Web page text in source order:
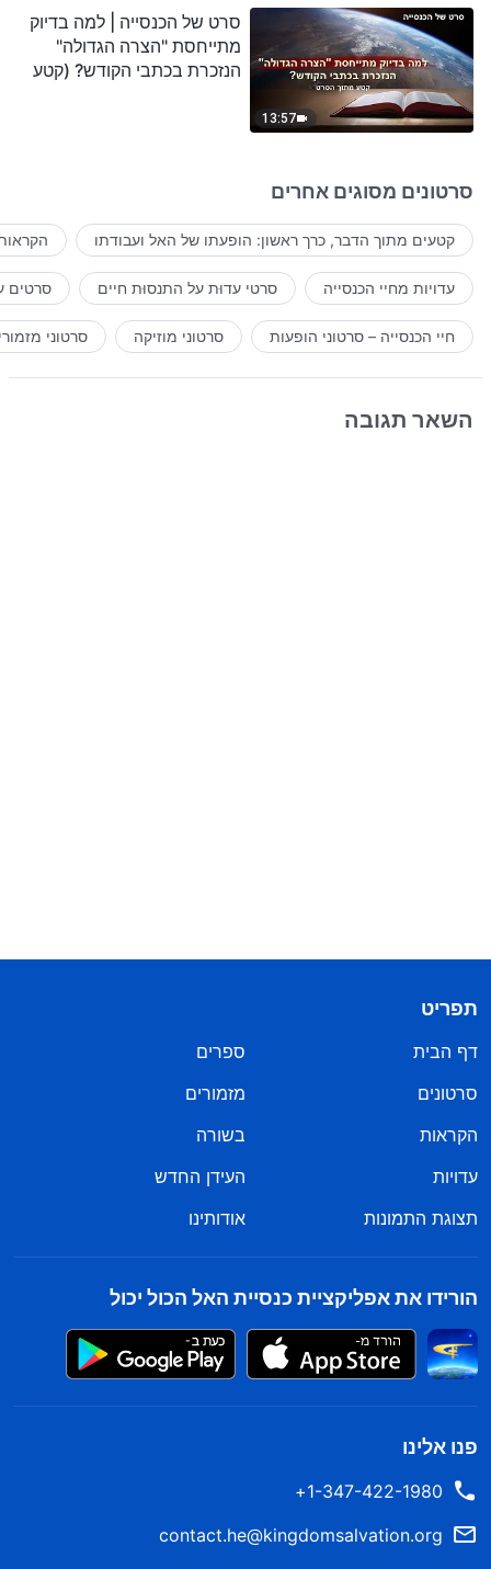
13:57
סרט של הכנסייה | למה בדיוק
מתייחסת "הצרה הגדולה"
הנזכרת בכתבי הקודש? (קטע
סרטונים מסוגים אחרים
קטעים מתוך הדבר, כרך ראשון: הופעתו של האל ועבודתו
עדויות מחיי הכנסייה סרטי עדוּת על התנסוּת חיים סרטים
חיי הכנסייה – סרטוני הופעות סרטוני מוזיקה סרטוני
השאר תגובה
תפריט
דף הבית
ספרים
סרטונים
מזמורים
הקראות
בשורה
עדויות
העידן החדש
תצוגת התמונות
אודותינו
הורידו את אפליקציית כנסיית האל הכול יכול
פנו אלינו
1-347-422-1980+
contact.he@kingdomsalvation.org